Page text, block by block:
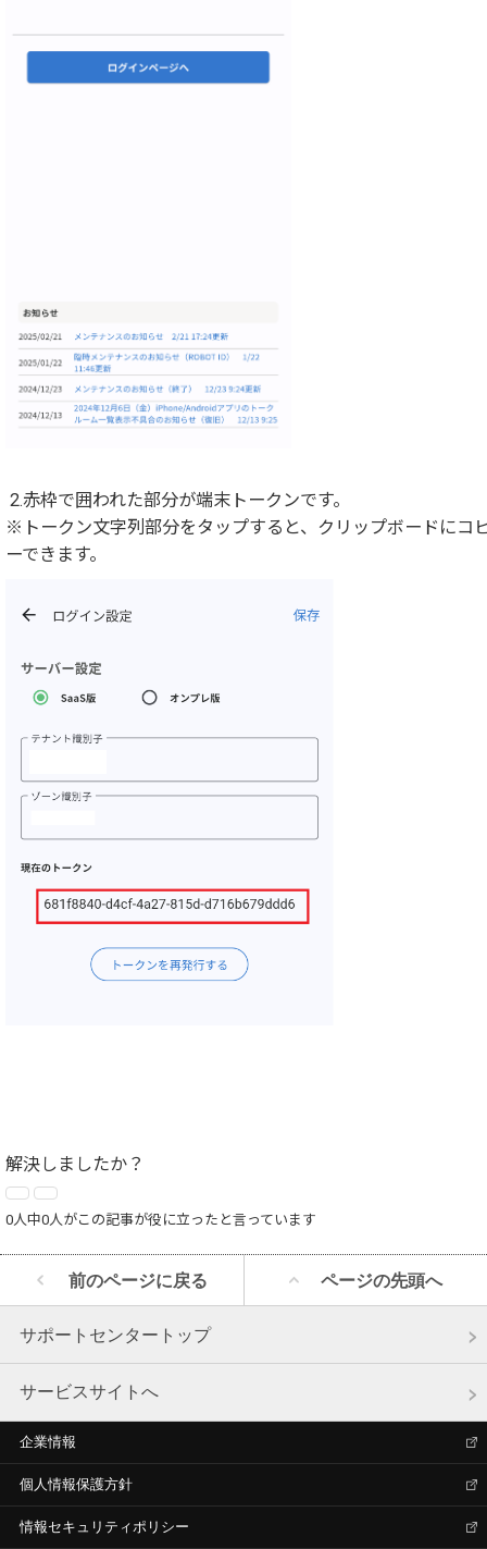
2.赤枠で囲われた部分が端末トークンです。
※トークン文字列部分をタップすると、クリップボードにコ
ーできます。
解決しましたか？
0人中0人がこの記事が役に立ったと言っています
前のページに戻る ページの先頭へ
サポートセンタートップ
サービスサイトへ
企業情報
個人情報保護方針
情報セキュリティポリシー